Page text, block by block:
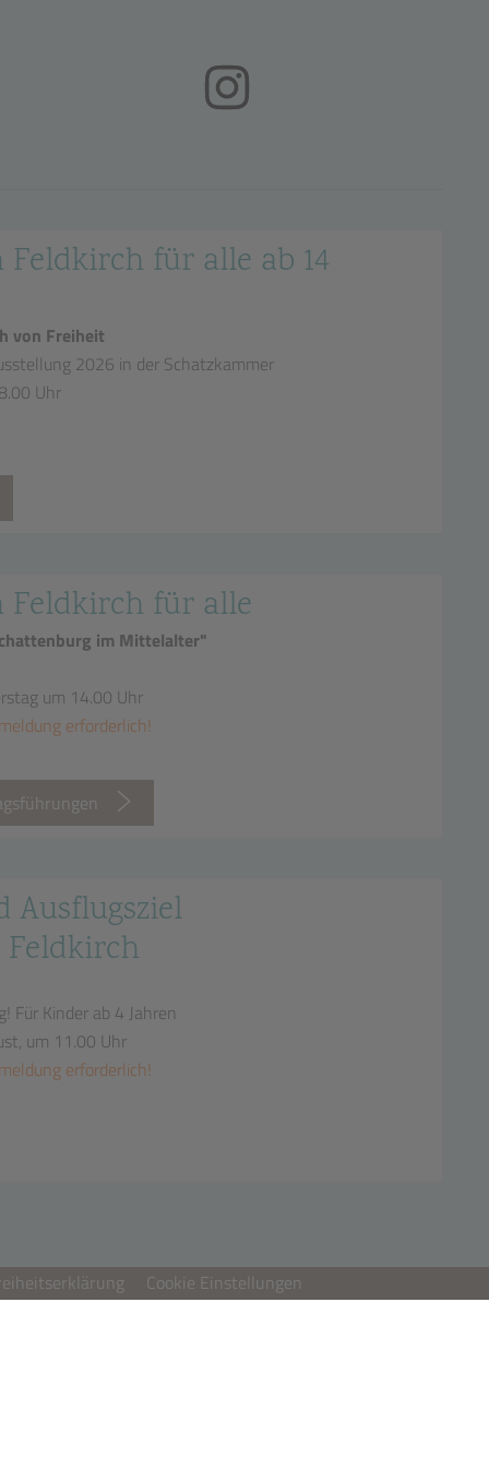
für alle ab 14
von Freiheit
2026 in der Schatzkammer
Uhr
Feldkirch für alle
im Mittelalter"
um 14.00 Uhr
erforderlich!
Ausflugsziel
Für Kinder ab 4 Jahren
um 11.00 Uhr
erforderlich!
Cookie Einstellungen